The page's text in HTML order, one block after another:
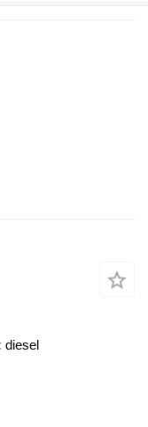
diesel